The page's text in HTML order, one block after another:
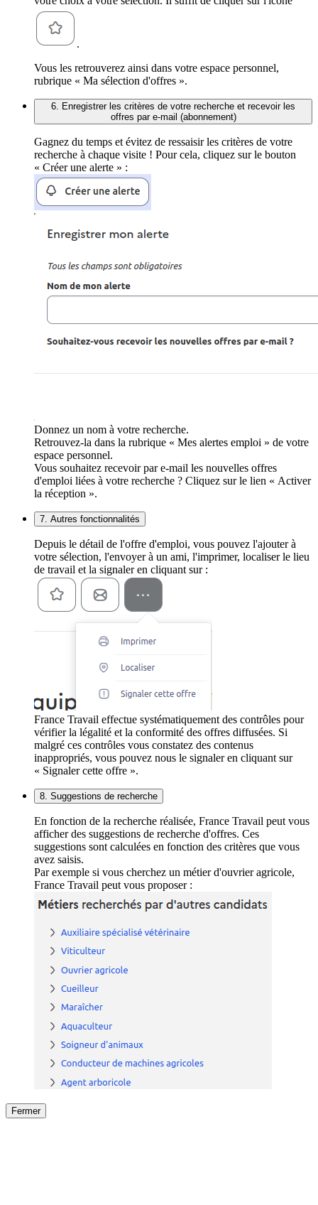
.
Vous les retrouverez ainsi dans votre espace personnel,
rubrique « Ma sélection d'offres ».
6. Enregistrer les critères de votre recherche et recevoir les
offres par e-mail (abonnement)
Gagnez du temps et évitez de ressaisir les critères de votre
recherche à chaque visite ! Pour cela, cliquez sur le bouton
« Créer une alerte » :
Donnez un nom à votre recherche.
Retrouvez-la dans la rubrique « Mes alertes emploi » de votre
espace personnel.
Vous souhaitez recevoir par e-mail les nouvelles offres
d'emploi liées à votre recherche ? Cliquez sur le lien « Activer
la réception ».
7. Autres fonctionnalités
Depuis le détail de l'offre d'emploi, vous pouvez l'ajouter à
votre sélection, l'envoyer à un ami, l'imprimer, localiser le lieu
de travail et la signaler en cliquant sur :
France Travail effectue systématiquement des contrôles pour
vérifier la légalité et la conformité des offres diffusées. Si
malgré ces contrôles vous constatez des contenus
inappropriés, vous pouvez nous le signaler en cliquant sur
« Signaler cette offre ».
8. Suggestions de recherche
En fonction de la recherche réalisée, France Travail peut vous
afficher des suggestions de recherche d'offres. Ces
suggestions sont calculées en fonction des critères que vous
avez saisis.
Par exemple si vous cherchez un métier d'ouvrier agricole,
France Travail peut vous proposer :
Fermer